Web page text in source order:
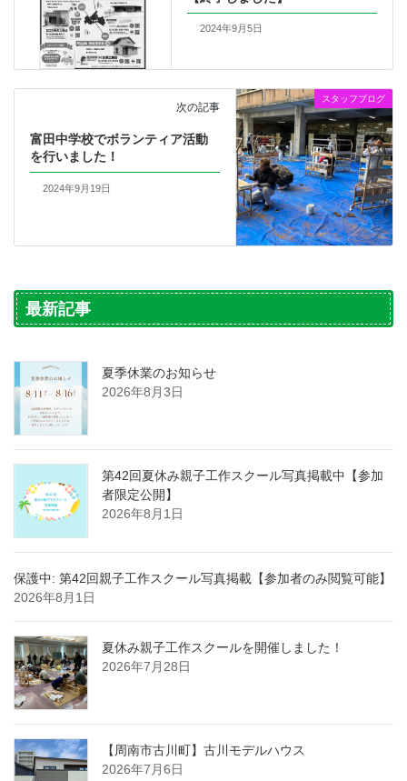
2024年9月5日
スタッフブログ
次の記事
富田中学校でボランティア活動
を行いました！
2024年9月19日
最新記事
夏季休業のお知らせ
2026年8月3日
第42回夏休み親子工作スクール写真掲載中【参加
者限定公開】
2026年8月1日
保護中: 第42回親子工作スクール写真掲載【参加者のみ閲覧可能】
2026年8月1日
夏休み親子工作スクールを開催しました！
2026年7月28日
【周南市古川町】古川モデルハウス
2026年7月6日